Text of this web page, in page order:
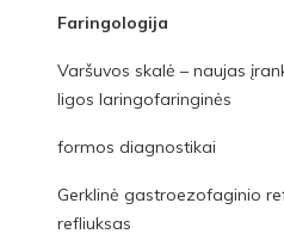
Faringologija
Varšuvos skalė – naujas
ligos laringofaringinės
formos diagnostikai
Gerklinė gastroezofaginio
refliuksas